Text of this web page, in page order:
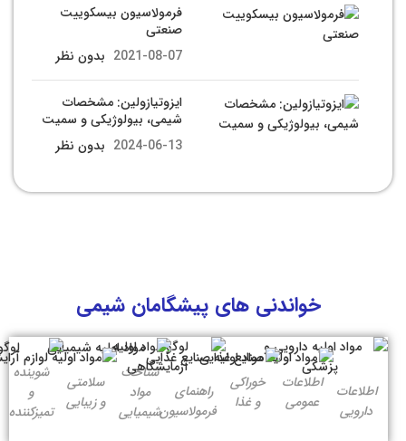
فرمولاسیون بیسکوییت
صنعتی
2021-08-07 بدون نظر
ایزوتیازولین: مشخصات
شیمی، بیولوژیکی و سمیت
2024-06-13 بدون نظر
خواندنی های پیشگامان شیمی
اطلاعات
دارویی
اطلاعات
عمومی
خوراکی
و غذا
راهنمای
فرمولاسیون
شناخت
مواد
شیمیایی
سلامتی
و زیبایی
شوینده
و
تمیزکننده